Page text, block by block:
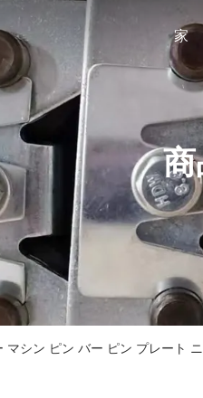
家
商
マシン ピン バー ピン プレート